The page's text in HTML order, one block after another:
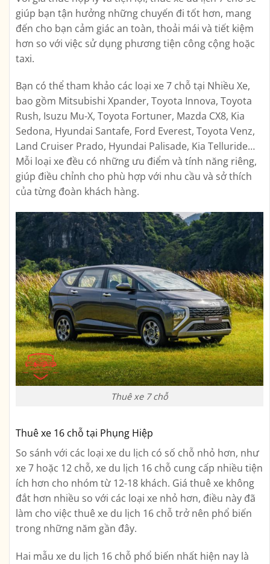
giúp bạn tận hưởng những chuyến đi tốt hơn, mang
đến cho bạn cảm giác an toàn, thoải mái và tiết kiệm
hơn so với việc sử dụng phương tiện công cộng hoặc
taxi.
Bạn có thể tham khảo các loại xe 7 chỗ tại Nhiều Xe,
bao gồm Mitsubishi Xpander, Toyota Innova, Toyota
Rush, Isuzu Mu-X, Toyota Fortuner, Mazda CX8, Kia
Sedona, Hyundai Santafe, Ford Everest, Toyota Venz,
Land Cruiser Prado, Hyundai Palisade, Kia Telluride…
Mỗi loại xe đều có những ưu điểm và tính năng riêng,
giúp điều chỉnh cho phù hợp với nhu cầu và sở thích
của từng đoàn khách hàng.
Thuê xe 7 chỗ
Thuê xe 16 chỗ tại Phụng Hiệp
So sánh với các loại xe du lịch có số chỗ nhỏ hơn, như
xe 7 hoặc 12 chỗ, xe du lịch 16 chỗ cung cấp nhiều tiện
ích hơn cho nhóm từ 12-18 khách. Giá thuê xe không
đắt hơn nhiều so với các loại xe nhỏ hơn, điều này đã
làm cho việc thuê xe du lịch 16 chỗ trở nên phổ biến
trong những năm gần đây.
Hai mẫu xe du lịch 16 chỗ phổ biến nhất hiện nay là